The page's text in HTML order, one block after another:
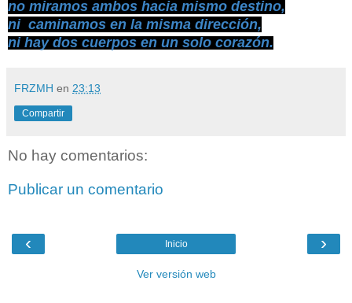
no miramos ambos hacia mismo destino,
ni caminamos en la misma dirección,
ni hay dos cuerpos en un solo corazón.
FRZMH en 23:13
Compartir
No hay comentarios:
Publicar un comentario
‹ ›
Inicio
Ver versión web